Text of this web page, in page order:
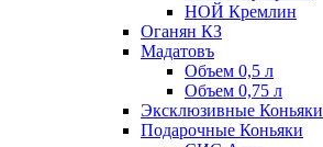
НОЙ Кремлин
Оганян КЗ
Мадатовъ
Объем 0,5 л
Объем 0,75 л
Эксклюзивные Коньяки
Подарочные Коньяки